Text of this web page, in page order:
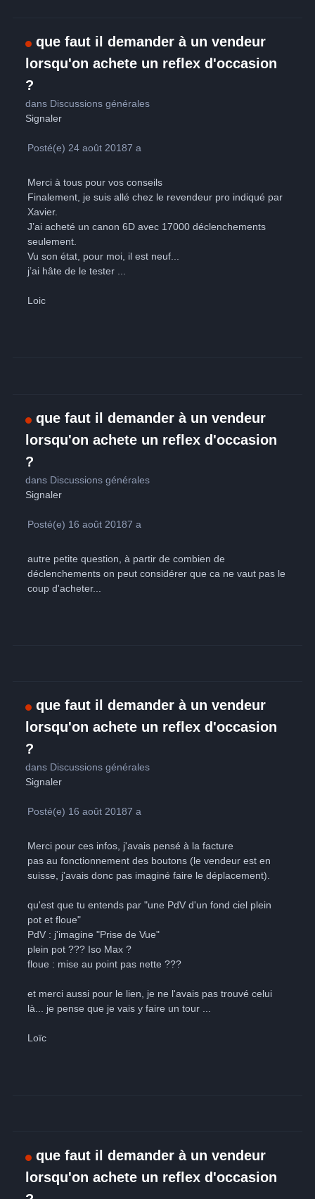
que faut il demander à un vendeur
lorsqu'on achete un reflex d'occasion
?
dans Discussions générales
Signaler
Posté(e) 24 août 20187 a
Merci à tous pour vos conseils
Finalement, je suis allé chez le revendeur pro indiqué par
Xavier.
J’ai acheté un canon 6D avec 17000 déclenchements
seulement.
Vu son état, pour moi, il est neuf...
j’ai hâte de le tester ...
Loic
que faut il demander à un vendeur
lorsqu'on achete un reflex d'occasion
?
dans Discussions générales
Signaler
Posté(e) 16 août 20187 a
autre petite question, à partir de combien de
déclenchements on peut considérer que ca ne vaut pas le
coup d'acheter...
que faut il demander à un vendeur
lorsqu'on achete un reflex d'occasion
?
dans Discussions générales
Signaler
Posté(e) 16 août 20187 a
Merci pour ces infos, j'avais pensé à la facture
pas au fonctionnement des boutons (le vendeur est en
suisse, j'avais donc pas imaginé faire le déplacement).
qu'est que tu entends par "une PdV d'un fond ciel plein
pot et floue"
PdV : j'imagine "Prise de Vue"
plein pot ??? Iso Max ?
floue : mise au point pas nette ???
et merci aussi pour le lien, je ne l'avais pas trouvé celui
là... je pense que je vais y faire un tour ...
Loïc
que faut il demander à un vendeur
lorsqu'on achete un reflex d'occasion